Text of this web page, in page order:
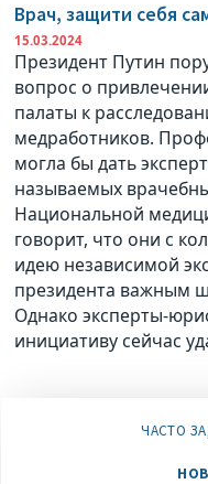
Врач, защити себя
15.03.2024
Президент Путин
вопрос о
палаты к
медработников.
могла бы дать
называемых
Национальной
говорит, что они с
идею независимой
президента важным
Однако эксперты-
инициативу сейчас
ЧАСТО